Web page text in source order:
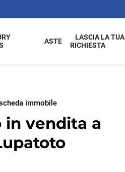
ASTE
LASCIA LA TUA
RICHIESTA
immobile
vendita a